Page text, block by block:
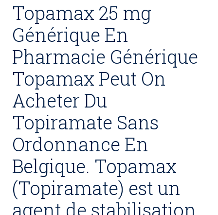
Topamax 25 mg
Générique En
Pharmacie Générique
Topamax Peut On
Acheter Du
Topiramate Sans
Ordonnance En
Belgique. Topamax
(Topiramate) est un
agent de stabilisation